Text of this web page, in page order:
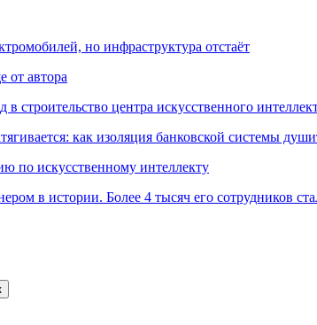
но инфраструктура отстаёт
от автора
строительство центра искусственного
как изоляция банковской системы
по искусственному интеллекту
в истории. Более 4 тысяч его сотрудников